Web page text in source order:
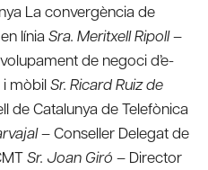
La convergència de
línia Sra. Meritxell Ripoll–
de negoci d’e-
i mòbilSr. Ricard Ruiz de
de Catalunya de Telefònica
– Conseller Delegat de
Sr. Joan Giró – Director